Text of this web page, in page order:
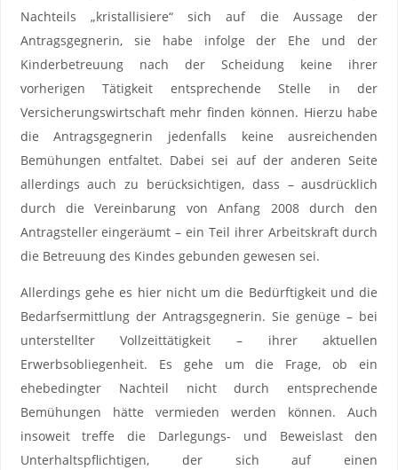
Nachteils „kristallisiere“ sich auf die Aussage der
Antragsgegnerin, sie habe infolge der Ehe und der
Kinderbetreuung nach der Scheidung keine ihrer
vorherigen Tätigkeit entsprechende Stelle in der
Versicherungswirtschaft mehr finden können. Hierzu habe
die Antragsgegnerin jedenfalls keine ausreichenden
Bemühungen entfaltet. Dabei sei auf der anderen Seite
allerdings auch zu berücksichtigen, dass – ausdrücklich
durch die Vereinbarung von Anfang 2008 durch den
Antragsteller eingeräumt – ein Teil ihrer Arbeitskraft durch
die Betreuung des Kindes gebunden gewesen sei.
Allerdings gehe es hier nicht um die Bedürftigkeit und die
Bedarfsermittlung der Antragsgegnerin. Sie genüge – bei
unterstellter Vollzeittätigkeit – ihrer aktuellen
Erwerbsobliegenheit. Es gehe um die Frage, ob ein
ehebedingter Nachteil nicht durch entsprechende
Bemühungen hätte vermieden werden können. Auch
insoweit treffe die Darlegungs- und Beweislast den
Unterhaltspflichtigen, der sich auf einen